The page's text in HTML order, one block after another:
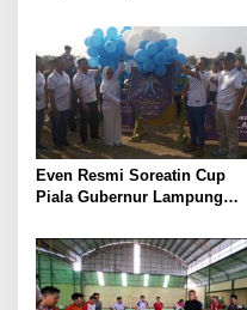
Pemenang Tender Diminta
Tak Sekadar Lolos
Administrasi
Even Resmi Soreatin Cup
Piala Gubernur Lampung
Catatkan Sejarah Baru
Kebangkitan Olahraga Di
Bumi Ragab Begawe Caram